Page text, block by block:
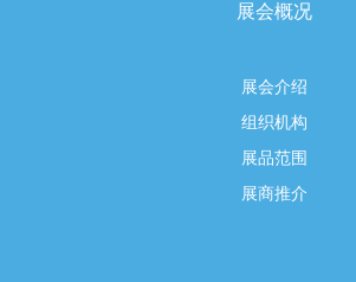
展会概况
展会介绍
组织机构
展品范围
展商推介